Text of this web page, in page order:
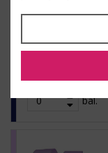
10 m (6,40 Kč
bal.
Skladem: 80 m